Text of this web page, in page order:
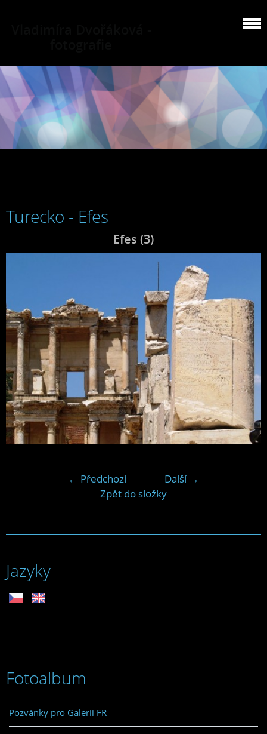
Turecko - Efes
Efes (3)
← Předchozí
Další →
Zpět do složky
Jazyky
Fotoalbum
Pozvánky pro Galerii FR